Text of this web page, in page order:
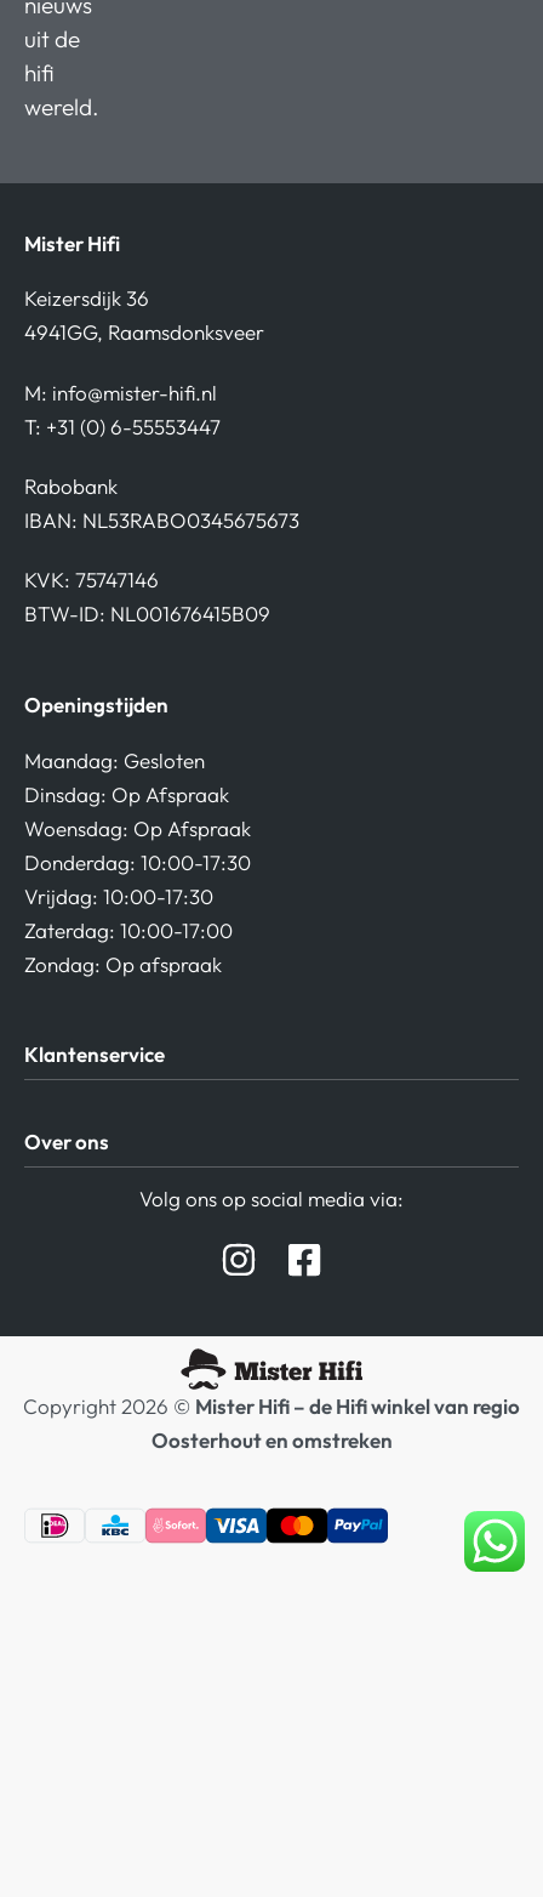
uit de
hifi
wereld.
Mister Hifi
Keizersdijk 36
4941GG, Raamsdonksveer
M: info@mister-hifi.nl
T: +31 (0) 6-55553447
Rabobank
IBAN: NL53RABO0345675673
KVK: 75747146
BTW-ID: NL001676415B09
Openingstijden
Maandag: Gesloten
Dinsdag: Op Afspraak
Woensdag: Op Afspraak
Donderdag: 10:00-17:30
Vrijdag: 10:00-17:30
Zaterdag: 10:00-17:00
Zondag: Op afspraak
Klantenservice
Privacy beleid
Verzending / Retour
Over ons
Hifi winkel Raamsdonksveer
Volg ons op social media via:
Copyright 2026 © Mister Hifi – de Hifi winkel van regio
Oosterhout en omstreken